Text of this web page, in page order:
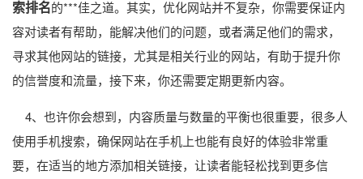
索排名的***佳之道。其实，优化网站并不复杂，你需要保证内
容对读者有帮助，能解决他们的问题，或者满足他们的需求，
寻求其他网站的链接，尤其是相关行业的网站，有助于提升你
的信誉度和流量，接下来，你还需要定期更新内容。
4、也许你会想到，内容质量与数量的平衡也很重要，很多人
使用手机搜索，确保网站在手机上也能有良好的体验非常重
要，在适当的地方添加相关链接，让读者能轻松找到更多信